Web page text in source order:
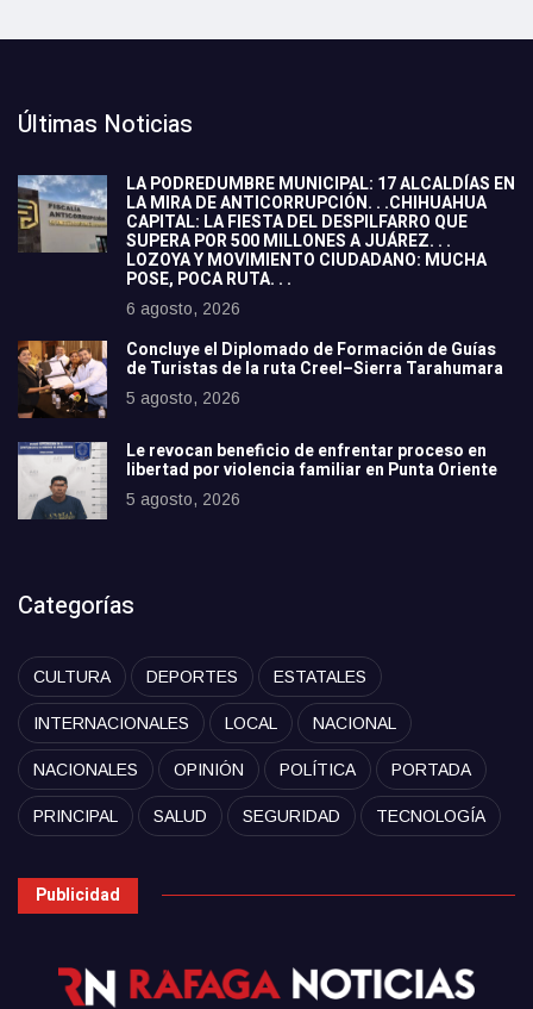
Últimas Noticias
LA PODREDUMBRE MUNICIPAL: 17 ALCALDÍAS EN
LA MIRA DE ANTICORRUPCIÓN. . .CHIHUAHUA
CAPITAL: LA FIESTA DEL DESPILFARRO QUE
SUPERA POR 500 MILLONES A JUÁREZ. . .
LOZOYA Y MOVIMIENTO CIUDADANO: MUCHA
POSE, POCA RUTA. . .
6 agosto, 2026
Concluye el Diplomado de Formación de Guías
de Turistas de la ruta Creel–Sierra Tarahumara
5 agosto, 2026
Le revocan beneficio de enfrentar proceso en
libertad por violencia familiar en Punta Oriente
5 agosto, 2026
Categorías
CULTURA DEPORTES ESTATALES
INTERNACIONALES LOCAL NACIONAL
NACIONALES OPINIÓN POLÍTICA PORTADA
PRINCIPAL SALUD SEGURIDAD TECNOLOGÍA
Publicidad